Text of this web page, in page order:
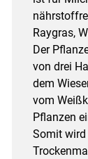
Raygras,
Der
von drei
dem
vom
Pflanzen
Somit